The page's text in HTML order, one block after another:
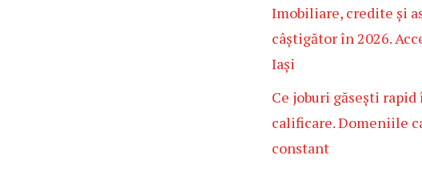
Imobiliare, credite și
câștigător în 2026.
Iași
Ce joburi găsești rapid
calificare. Domeniile
constant